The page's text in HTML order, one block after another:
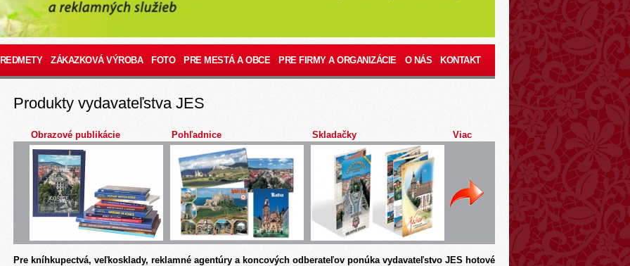
ZÁKAZKOVÁ VÝROBA FOTO PRE MESTÁ A OBCE PRE FIRMY A ORGANIZÁCIE O NÁS KONTAKT
Produkty vydavateľstva JES
Obrazové publikácie Pohľadnice Skladačky Viac
Pre kníhkupectvá, veľkosklady, reklamné agentúry a koncových odberateľov ponúka vydavateľstvo JES hotové